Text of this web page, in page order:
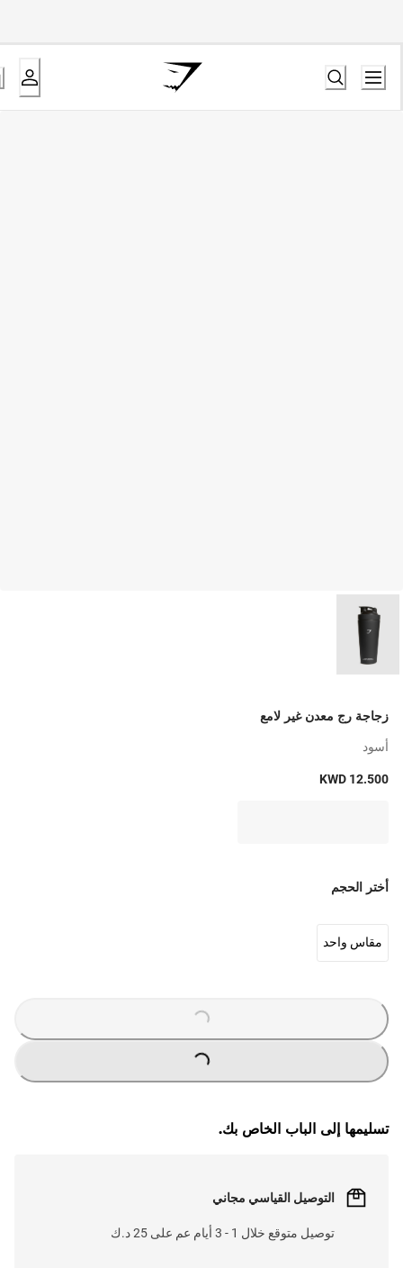
زجاجة رج معدن غير لامع
أسود
KWD 12.500
أختر الحجم
مقاس واحد
L
...
LO
A
D
IN
G
...
تسليمها إلى الباب الخاص بك.
التوصيل القياسي مجاني
توصيل متوقع خلال 1 - 3 أيام عم على 25 د.ك